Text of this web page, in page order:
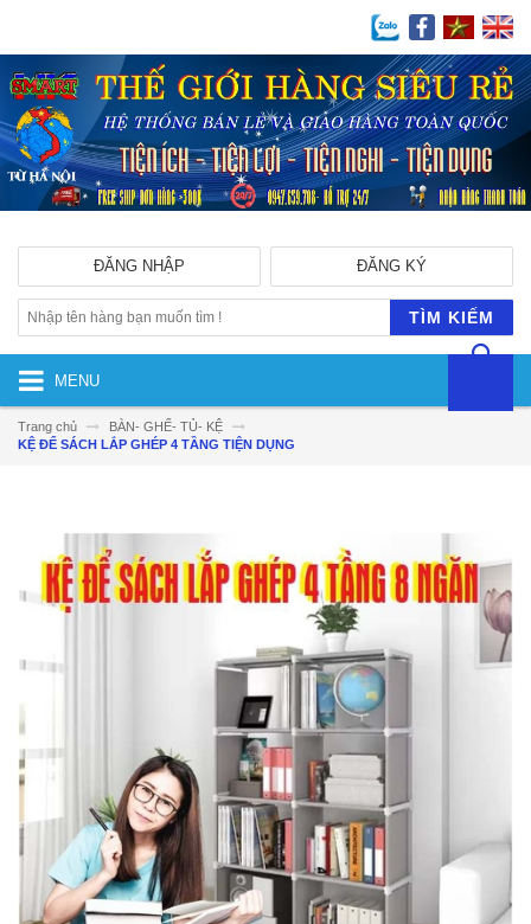
ĐĂNG KÝ
ĐĂNG NHẬP
TÌM KIẾM
MENU
Trang chủ
BÀN- GHẾ- TỦ- KỆ
KỆ ĐỂ SÁCH LẮP GHÉP 4 TẦNG TIỆN DỤNG